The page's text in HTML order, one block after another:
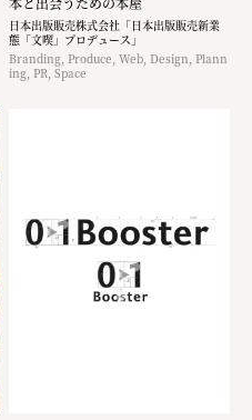
日本出版販売株式会社「日本出版販売新業
態「文喫」プロデュース」
Branding, Produce, Web, Design, Plann
ing, PR, Space